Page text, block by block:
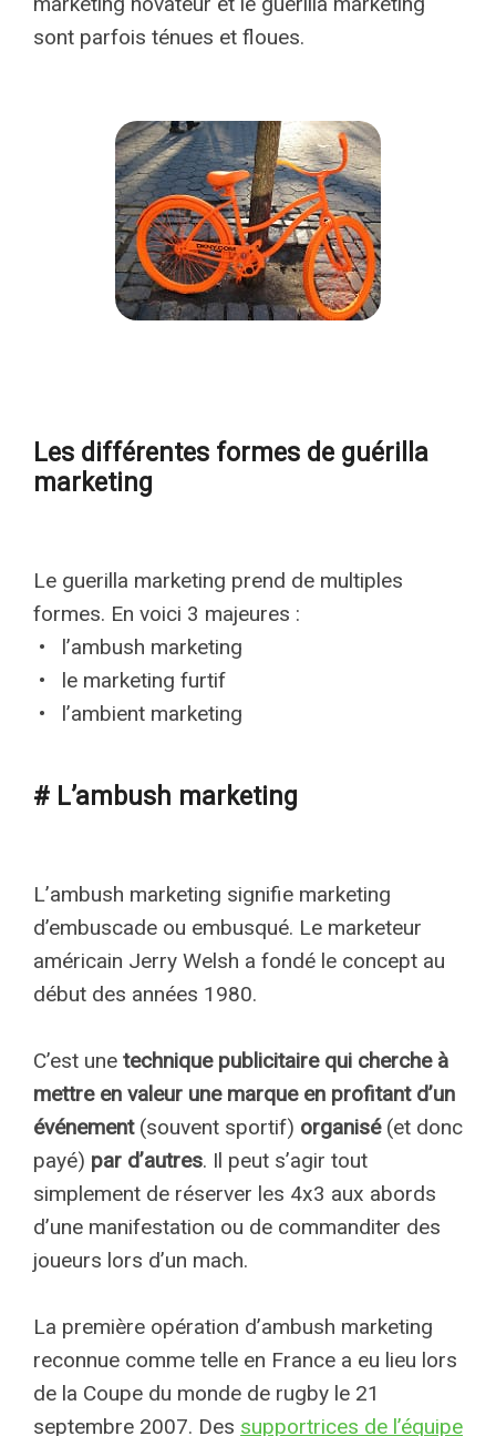
sont parfois ténues et floues.
Les différentes formes de guérilla
marketing
Le guerilla marketing prend de multiples
formes. En voici 3 majeures :
• l’ambush marketing
• le marketing furtif
• l’ambient marketing
# L’ambush marketing
L’ambush marketing signifie marketing
d’embuscade ou embusqué. Le marketeur
américain Jerry Welsh a fondé le concept au
début des années 1980.
C’est une technique publicitaire qui cherche à
mettre en valeur une marque en profitant d’un
événement(souvent sportif) organisé(et donc
payé) par d’autres. Il peut s’agir tout
simplement de réserver les 4x3 aux abords
d’une manifestation ou de commanditer des
joueurs lors d’un mach.
La première opération d’ambush marketing
reconnue comme telle en France a eu lieu lors
de la Coupe du monde de rugby le 21
septembre 2007. Des supportrices de l’équipe